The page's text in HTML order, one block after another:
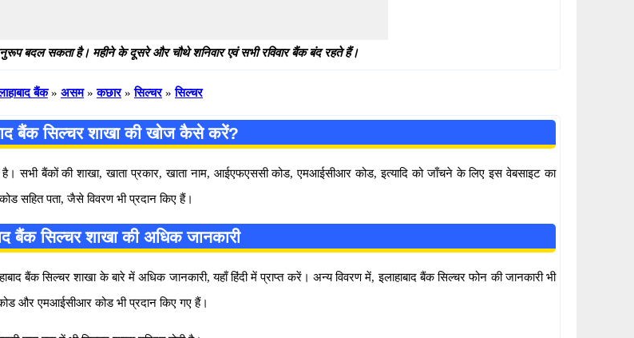
बदल सकता है। महीने के दूसरे और चौथे शनिवार एवं सभी रविवार बैंक बंद रहते हैं।
बैंक » असम » कछार » सिल्चर » सिल्चर
बैंक सिल्चर शाखा की खोज कैसे करें?
सभी बैंकों की शाखा, खाता प्रकार, खाता नाम, आईएफएससी कोड, एमआईसीआर कोड, इत्यादि को जाँचने के लिए इस वेबसाइट का
सहित पता, जैसे विवरण भी प्रदान किए हैं।
बैंक सिल्चर शाखा की अधिक जानकारी
बैंक सिल्चर शाखा के बारे में अधिक जानकारी, यहाँ हिंदी में प्राप्त करें। अन्य विवरण में, इलाहाबाद बैंक सिल्चर फोन की जानकारी भी
और एमआईसीआर कोड भी प्रदान किए गए हैं।